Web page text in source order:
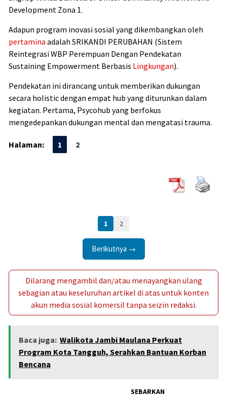
Development Zona 1.
Adapun program inovasi sosial yang dikembangkan oleh
pertamina adalah SRIKANDI PERUBAHAN (Sistem
Reintegrasi WBP Perempuan Dengan Pendekatan
Sustaining Empowerment Berbasis Lingkungan).
Pendekatan ini dirancang untuk memberikan dukungan
secara holistic dengan empat hub yang diturunkan dalam
kegiatan. Pertama, Psycohub yang berfokus
mengedepankan dukungan mental dan mengatasi trauma.
Halaman: 1 2
1 2
Berikutnya →
Dilarang mengambil dan/atau menayangkan ulang
sebagian atau keseluruhan artikel di atas untuk konten
akun media sosial komersil tanpa seizin redaksi.
Baca juga: Walikota Jambi Maulana Perkuat
Program Kota Tangguh, Serahkan Bantuan Korban
Bencana
SEBARKAN